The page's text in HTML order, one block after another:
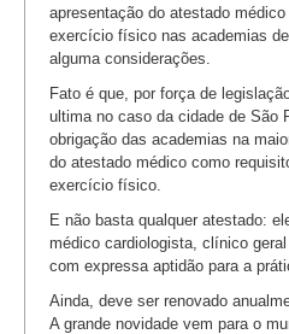
apresentação do atestado
exercício físico nas academias
alguma considerações.
Fato é que, por força de
ultima no caso da cidade de São
obrigação das academias na
do atestado médico como
exercício físico.
E não basta qualquer atestado:
médico cardiologista, clínico
com expressa aptidão para a
Ainda, deve ser renovado
A grande novidade vem para o